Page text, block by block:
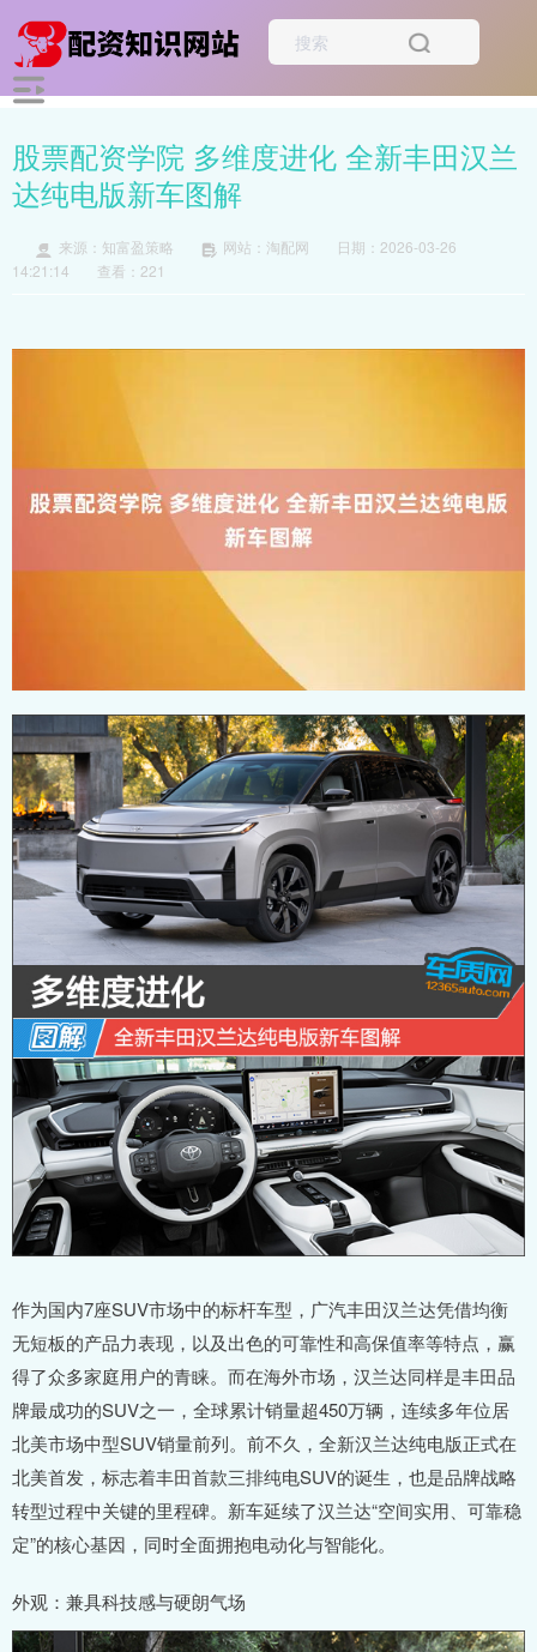
股票配资学院 多维度进化 全新丰田汉兰
达纯电版新车图解
来源：知富盈策略 网站：淘配网
日期：2026-03-26
14:21:14
查看：221
作为国内7座SUV市场中的标杆车型，广汽丰田汉兰达凭借均衡
无短板的产品力表现，以及出色的可靠性和高保值率等特点，赢
得了众多家庭用户的青睐。而在海外市场，汉兰达同样是丰田品
牌最成功的SUV之一，全球累计销量超450万辆，连续多年位居
北美市场中型SUV销量前列。前不久，全新汉兰达纯电版正式在
北美首发，标志着丰田首款三排纯电SUV的诞生，也是品牌战略
转型过程中关键的里程碑。新车延续了汉兰达“空间实用、可靠稳
定”的核心基因，同时全面拥抱电动化与智能化。
外观：兼具科技感与硬朗气场